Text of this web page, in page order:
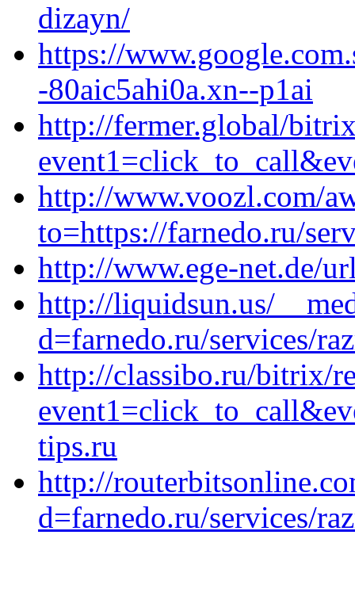
dizayn/
https://
-80aic5ahi0a.xn--p1ai
http://fermer.global/
http://www.voozl.com/
to=https://farnedo.ru/
http://www.ege-net.de/
http://liquidsun.us/
d=farnedo.ru/services/
http://classibo.ru/bitrix/
tips.ru
http://
d=farnedo.ru/services/